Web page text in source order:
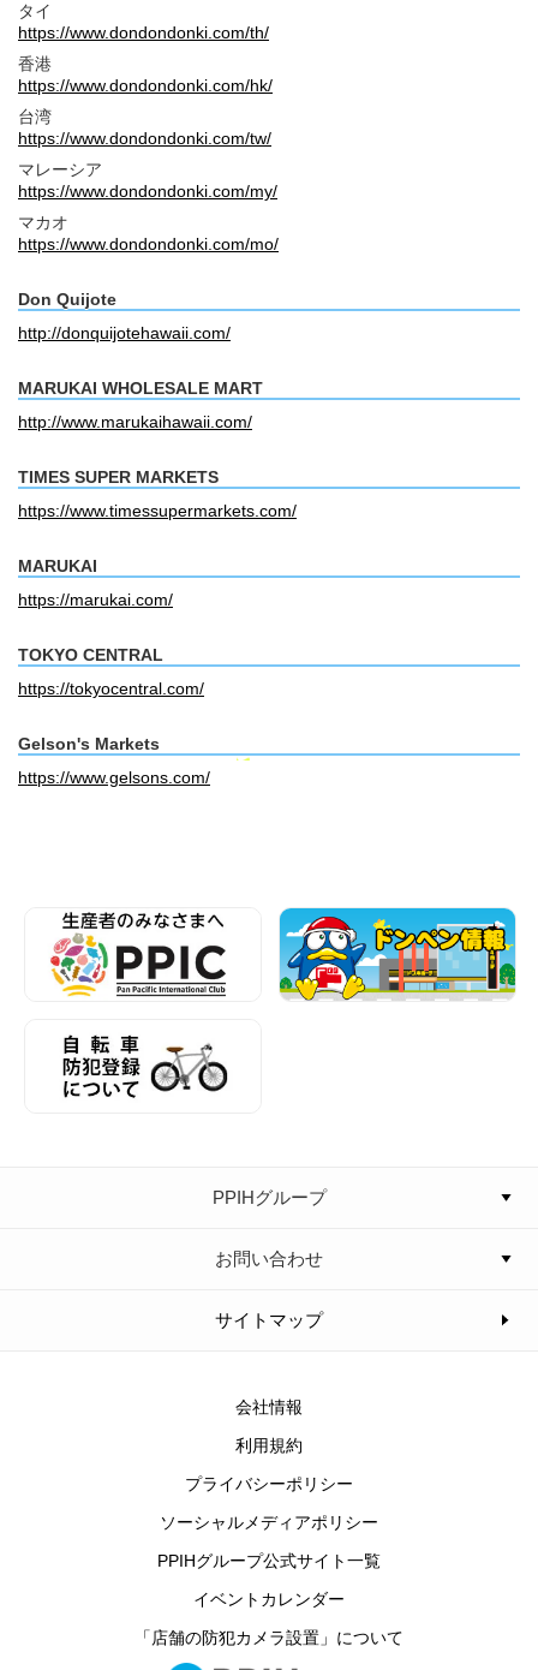
タイ
https://www.dondondonki.com/th/
香港
https://www.dondondonki.com/hk/
台湾
https://www.dondondonki.com/tw/
マレーシア
https://www.dondondonki.com/my/
マカオ
https://www.dondondonki.com/mo/
Don Quijote
http://donquijotehawaii.com/
MARUKAI WHOLESALE MART
http://www.marukaihawaii.com/
TIMES SUPER MARKETS
https://www.timessupermarkets.com/
MARUKAI
https://marukai.com/
TOKYO CENTRAL
https://tokyocentral.com/
Gelson's Markets
https://www.gelsons.com/
PPIHグループ
お問い合わせ
サイトマップ
会社情報
利用規約
プライバシーポリシー
ソーシャルメディアポリシー
PPIHグループ公式サイト一覧
イベントカレンダー
「店舗の防犯カメラ設置」について